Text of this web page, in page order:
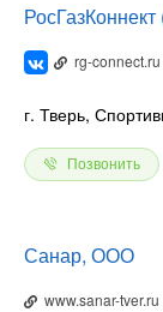
rg-connect.ru
г. Тверь,
Позвонить
Санар, ООО
www.sanar-tver.ru